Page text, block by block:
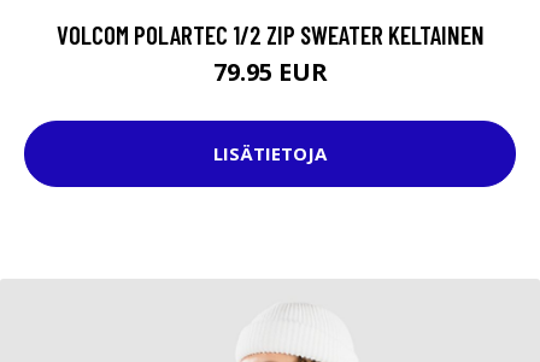
VOLCOM POLARTEC 1/2 ZIP SWEATER KELTAINEN
79.95 EUR
LISÄTIETOJA